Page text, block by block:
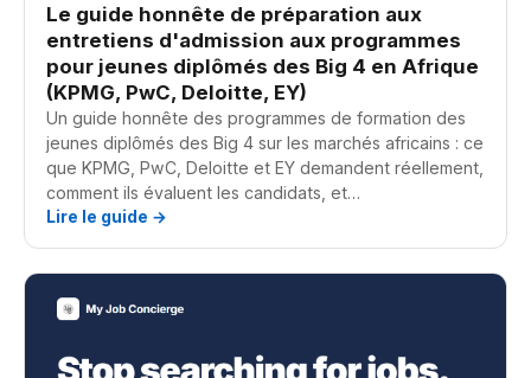
Le guide honnête de préparation aux
entretiens d'admission aux programmes
pour jeunes diplômés des Big 4 en Afrique
(KPMG, PwC, Deloitte, EY)
Un guide honnête des programmes de formation des
jeunes diplômés des Big 4 sur les marchés africains : ce
que KPMG, PwC, Deloitte et EY demandent réellement,
comment ils évaluent les candidats, et…
Lire le guide →